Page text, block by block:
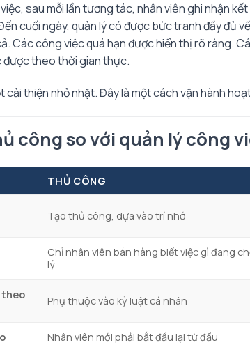
sau mỗi lần tương tác, nhân viên ghi nhận
cuối ngày, quản lý có được bức tranh đầy đủ
Các công việc quá hạn được hiển thị rõ ràng.
được theo thời gian thực.
cải thiện nhỏ nhặt. Đây là một cách vận hành
công so với quản lý công
THỦ CÔNG
Tạo thủ công, dựa vào trí nhớ
Chỉ nhân viên bán hàng biết việc gì đang
lý
theo
Phụ thuộc vào kỷ luật cá nhân
Nhân viên mới phải bắt đầu lại từ đầu